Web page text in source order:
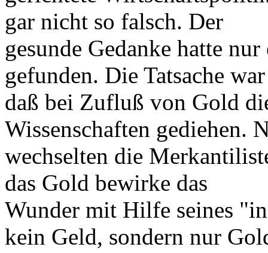
gar nicht so falsch. Der
gesunde Gedanke hatte
gefunden. Die Tatsache
daß bei Zufluß von Gold
Wissenschaften gediehen.
wechselten die
das Gold bewirke das
Wunder mit Hilfe seines
kein Geld, sondern nur